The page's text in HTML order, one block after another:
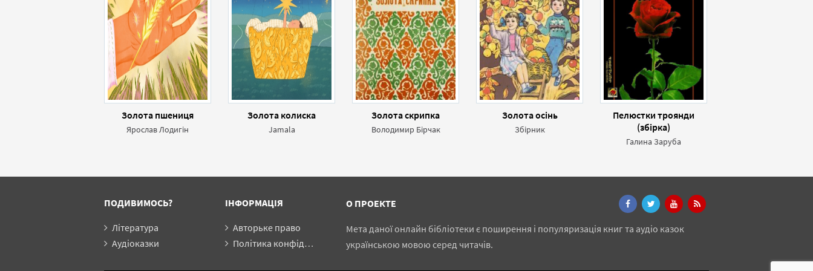
Золота пшениця
Ярослав Лодигін
Золота колиска
Jamala
Золота скрипка
Володимир Бірчак
Золота осінь
Збірник
Пелюстки троянди
(збірка)
Галина Заруба
ПОДИВИМОСЬ?
Література
Аудіоказки
ІНФОРМАЦІЯ
Авторьке право
Політика конфіденційності
О ПРОЕКТЕ
Мета даної онлайн бібліотеки є поширення і популяризація книг та аудіо казок
українською мовою серед читачів.